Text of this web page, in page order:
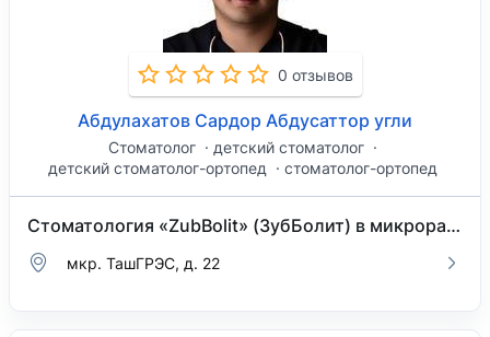
0 отзывов
Абдулахатов Сардор Абдусаттор угли
Стоматолог
детский стоматолог
детский стоматолог-ортопед
стоматолог-ортопед
Стоматология «ZubBolit» (ЗубБолит) в микрорайоне ТашГРЭС
мкр. ТашГРЭС, д. 22